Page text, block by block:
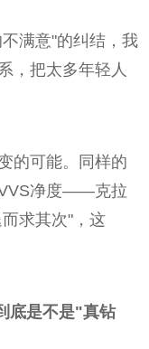
满意"的纠结，我
，把太多年轻人
的可能。同样的
VVS净度——克拉
求其次"，这
底是不是"真钻